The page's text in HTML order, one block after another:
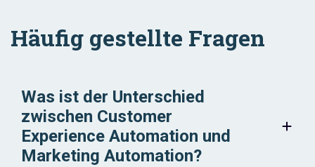
Häufig gestellte Fragen
Was ist der Unterschied
zwischen Customer
Experience Automation und
Marketing Automation?